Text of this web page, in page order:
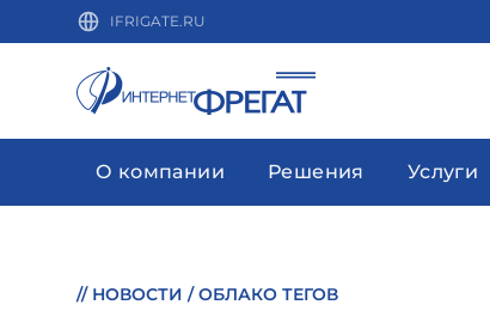
IFRIGATE.RU
О компании Решения Услуги
// НОВОСТИ /ОБЛАКО ТЕГОВ